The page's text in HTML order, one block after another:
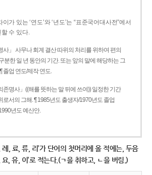
가 있는 ‘연도’와 ‘년도’는 “표준국어대사전”에서
수 있다.
사」 사무나 회계 결산 따위의 처리를 위하여 편의
분한 일 년 동안의 기간. 또는 앞의 말에 해당하는 그
졸업 연도/제작 연도.
존명사」((해를 뜻하는 말 뒤에 쓰여)) 일정한 기간
로서의 그해. ¶ 1985년도 출생자/1970년도 졸업
년도 예산안.
례, 료, 류, 리’가 단어의 첫머리에 올 적에는, 두음
요, 유, 이’로 적는다.(ㄱ을 취하고, ㄴ을 버림.)